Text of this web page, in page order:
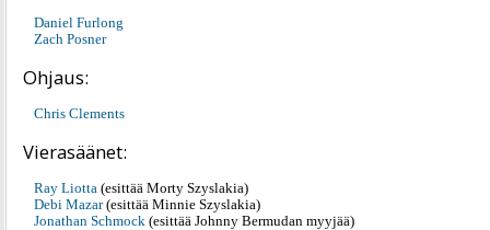
Daniel Furlong
Zach Posner
Ohjaus:
Chris Clements
Vierasäänet:
Ray Liotta (esittää Morty Szyslakia)
Debi Mazar(esittää Minnie Szyslakia)
Jonathan Schmock (esittää Johnny Bermudan myyjää)